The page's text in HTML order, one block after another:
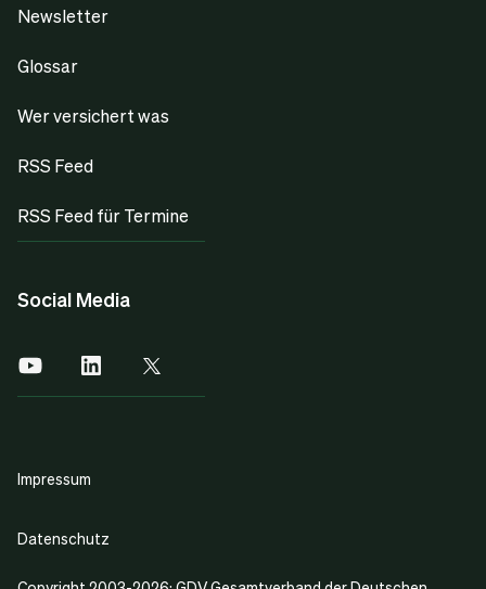
Newsletter
Glossar
Wer versichert was
RSS Feed
RSS Feed für Termine
Social Media
Impressum
Datenschutz